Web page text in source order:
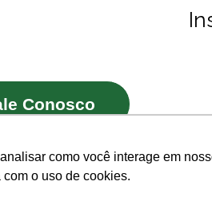
como você interage em
com o uso de cookies.
Conosco